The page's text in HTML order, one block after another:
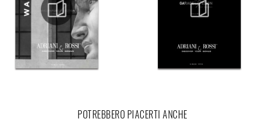
POTREBBERO PIACERTI ANCHE